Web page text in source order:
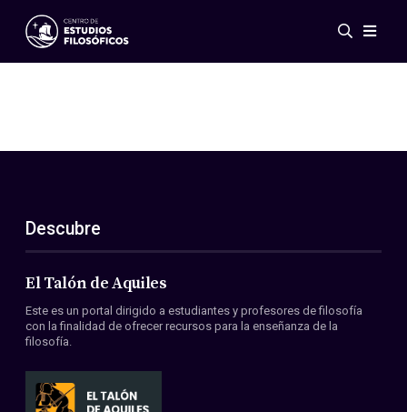
Eventos
ES
EN
Acerca de nosotros
Miembros
Convenios
Descubre
El Talón de Aquiles
Este es un portal dirigido a estudiantes y profesores de filosofía
con la finalidad de ofrecer recursos para la enseñanza de la
filosofía.